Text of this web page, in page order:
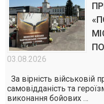
03.08.2026
За вірність військовій
самовідданість та
виконання бойових …